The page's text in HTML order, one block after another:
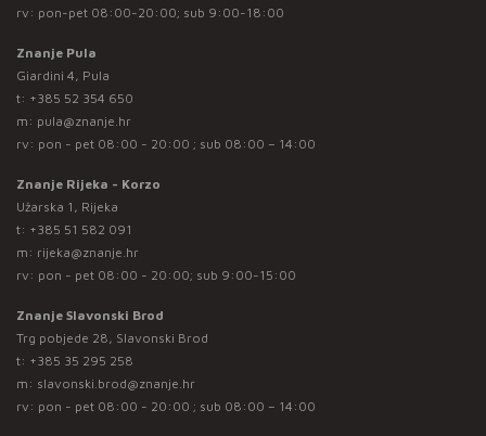
rv: pon-pet 08:00-20:00; sub 9:00-18:00
Znanje Pula
Giardini 4, Pula
t: +385 52 354 650
m: pula@znanje.hr
rv: pon - pet 08:00 - 20:00 ; sub 08:00 – 14:00
Znanje Rijeka - Korzo
Užarska 1, Rijeka
t: +385 51 582 091
m: rijeka@znanje.hr
rv: pon - pet 08:00 - 20:00; sub 9:00-15:00
Znanje Slavonski Brod
Trg pobjede 28, Slavonski Brod
t: +385 35 295 258
m: slavonski.brod@znanje.hr
rv: pon - pet 08:00 - 20:00 ; sub 08:00 – 14:00